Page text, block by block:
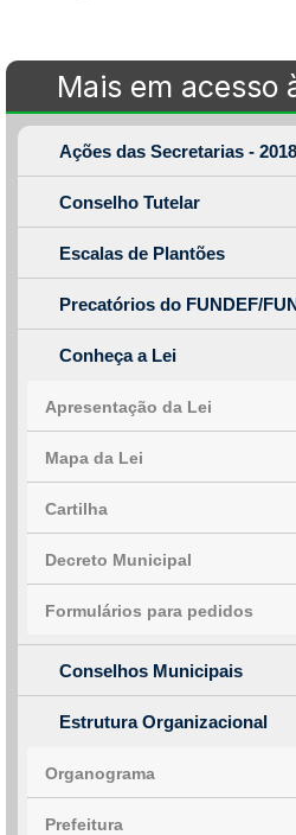
Mais em acesso
Ações das Secretarias -
Conselho Tutelar
Escalas de Plantões
Precatórios do FUNDEF/
Conheça a Lei
Apresentação da Lei
Mapa da Lei
Cartilha
Decreto Municipal
Formulários para pedidos
Conselhos Municipais
Estrutura Organizacional
Organograma
Prefeitura